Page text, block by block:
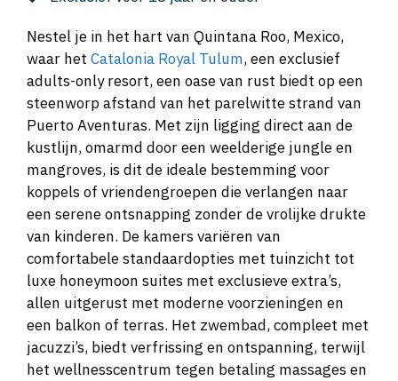
Nestel je in het hart van Quintana Roo, Mexico,
waar het Catalonia Royal Tulum, een exclusief
adults-only resort, een oase van rust biedt op een
steenworp afstand van het parelwitte strand van
Puerto Aventuras. Met zijn ligging direct aan de
kustlijn, omarmd door een weelderige jungle en
mangroves, is dit de ideale bestemming voor
koppels of vriendengroepen die verlangen naar
een serene ontsnapping zonder de vrolijke drukte
van kinderen. De kamers variëren van
comfortabele standaardopties met tuinzicht tot
luxe honeymoon suites met exclusieve extra’s,
allen uitgerust met moderne voorzieningen en
een balkon of terras. Het zwembad, compleet met
jacuzzi’s, biedt verfrissing en ontspanning, terwijl
het wellnesscentrum tegen betaling massages en